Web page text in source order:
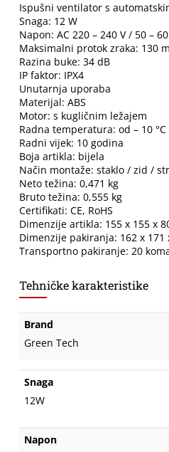
Ispušni ventilator s
Snaga: 12 W
Napon: AC 220 – 240 V / 50 –
Maksimalni protok zraka: 130
Razina buke: 34 dB
IP faktor: IPX4
Unutarnja uporaba
Materijal: ABS
Motor: s kugličnim ležajem
Radna temperatura: od – 10 °C
Radni vijek: 10 godina
Boja artikla: bijela
Način montaže: staklo / zid /
Neto težina: 0,471 kg
Bruto težina: 0,555 kg
Certifikati: CE, RoHS
Dimenzije artikla: 155 x 155 x
Dimenzije pakiranja: 162 x 171
Transportno pakiranje: 20
Tehničke karakteristike
Brand
Green Tech
Snaga
12W
Napon